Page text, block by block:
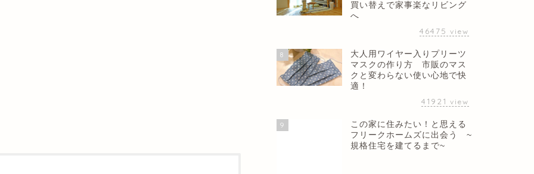
買い替えで家事楽なリビング
へ
46475 view
8
大人用ワイヤー入りプリーツ
マスクの作り方 市販のマス
クと変わらない使い心地で快
適！
41921 view
9
この家に住みたい！と思える
フリークホームズに出会う ~
規格住宅を建てるまで~